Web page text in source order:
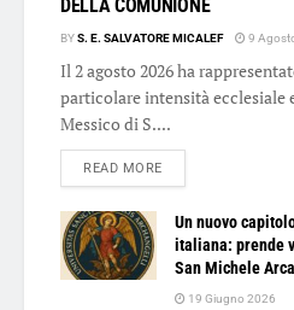
DELLA COMUNIONE
BYS. E. SALVATORE MICALEF 9
Il 2 agosto 2026 ha
particolare intensità ecclesiale
Messico di S....
READ MOREDETAILS
Un nuovo
italiana: prende
San Michele
19 Giugno 2026